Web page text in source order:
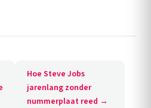
Hoe Steve Jobs
jarenlang zonder
nummerplaat reed →